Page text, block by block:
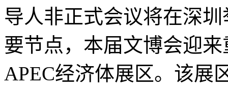
导人非正式会议将在深
要节点，本届文博会迎
APEC经济体展区。该展